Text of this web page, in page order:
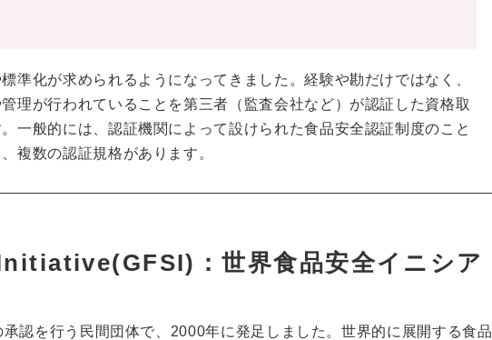
準化が求められるようになってきました。経験や勘だけではなく、
理が行われていることを第三者（監査会社など）が認証した資格取
一般的には、認証機関によって設けられた食品安全認証制度のこと
複数の認証規格があります。
：世界食品安全イニシア
認を行う民間団体で、2000年に発足しました。世界的に展開する食品